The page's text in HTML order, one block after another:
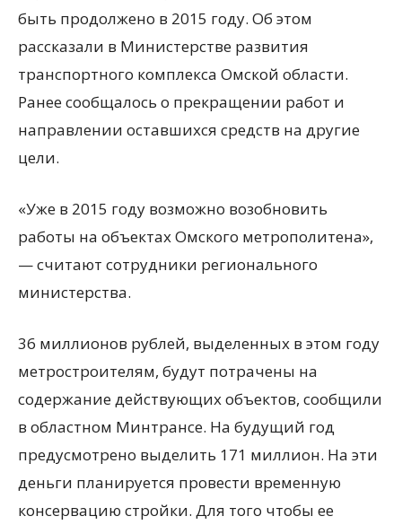
быть продолжено в 2015 году. Об этом
рассказали в Министерстве развития
транспортного комплекса Омской области.
Ранее сообщалось о прекращении работ и
направлении оставшихся средств на другие
цели.
«Уже в 2015 году возможно возобновить
работы на объектах Омского метрополитена»,
— считают сотрудники регионального
министерства.
36 миллионов рублей, выделенных в этом году
метростроителям, будут потрачены на
содержание действующих объектов, сообщили
в областном Минтрансе. На будущий год
предусмотрено выделить 171 миллион. На эти
деньги планируется провести временную
консервацию стройки. Для того чтобы ее